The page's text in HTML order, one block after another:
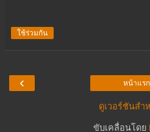
ใช้ร่วมกัน
‹ หน้าแรก
ดูเวอร์ชันสำ
ขับเคลื่อนโดย